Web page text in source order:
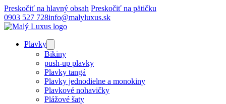
Preskočiť na hlavný obsah Preskočiť na pätičku
0903 527 728info@malyluxus.sk
Plavky
Bikiny
push-up plavky
Plavky tangá
Plavky jednodielne a monokiny
Plavkové nohavičky
Plážové šaty